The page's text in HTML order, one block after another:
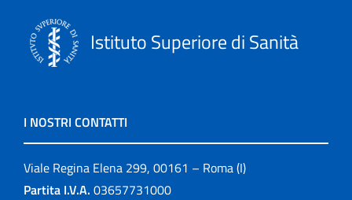
Istituto Superiore di Sanità
I NOSTRI CONTATTI
Viale Regina Elena 299, 00161 – Roma (I)
Partita I.V.A. 03657731000